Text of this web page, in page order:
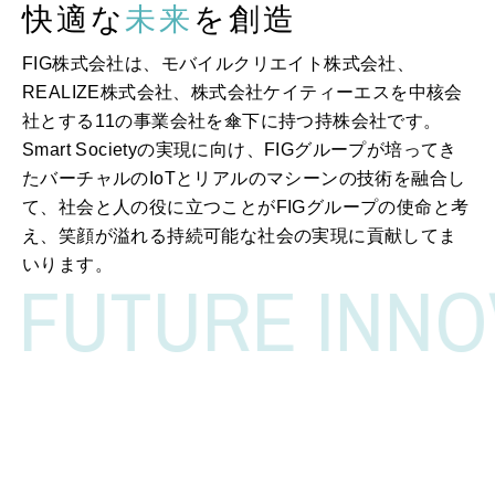
快適な未来 を創造
FIG株式会社は、モバイルクリエイト株式会社、
REALIZE株式会社、株式会社ケイティーエスを中核会
社とする11の事業会社を傘下に持つ持株会社です。
Smart Societyの実現に向け、FIGグループが培ってき
たバーチャルのIoTとリアルのマシーンの技術を融合し
て、 社会と人の役に立つことがFIGグループの使命と考
え、笑顔が溢れる持続可能な社会の実現に貢献してま
いります。